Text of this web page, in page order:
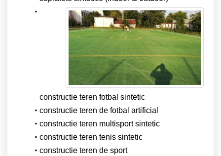
constructie teren fotbal sintetic
constructie teren de fotbal artificial
constructie teren multisport sintetic
constructie teren tenis sintetic
constructie teren de sport